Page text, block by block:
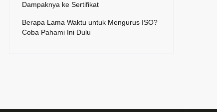
Dampaknya ke Sertifikat
Berapa Lama Waktu untuk Mengurus ISO?
Coba Pahami Ini Dulu